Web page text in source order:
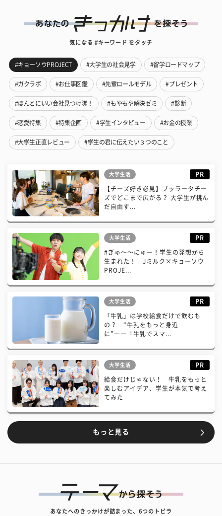
気になる #キーワード をタッチ
#キョーソウPROJECT #大学生の社会見学 #留学ロードマップ
#ガクラボ #お仕事図鑑 #先輩ロールモデル #プレゼント
#ほんとにいい会社見つけ隊！ #もやもや解決ゼミ #診断
#恋愛特集 #特集企画 #学生インタビュー #お金の授業
#大学生正直レビュー #学生の君に伝えたい３つのこと
大学生活 PR
【チーズ好き必見】ブッラータチー
ズでどこまで広がる？ 大学生が挑ん
だ自由す...
大学生活 PR
#ぎゅ〜〜にゅー！学生の発想から
生まれた！ Jミルク×キョーソウ
PROJE...
大学生活 PR
「牛乳」は学校給食だけで飲むも
の？ “牛乳をもっと身近
に”――「牛乳でスマ...
大学生活 PR
給食だけじゃない！ 牛乳をもっと
楽しむアイデア、学生が本気で考え
てみた
もっと見る
あなたへのきっかけが詰まった、6つのトビラ